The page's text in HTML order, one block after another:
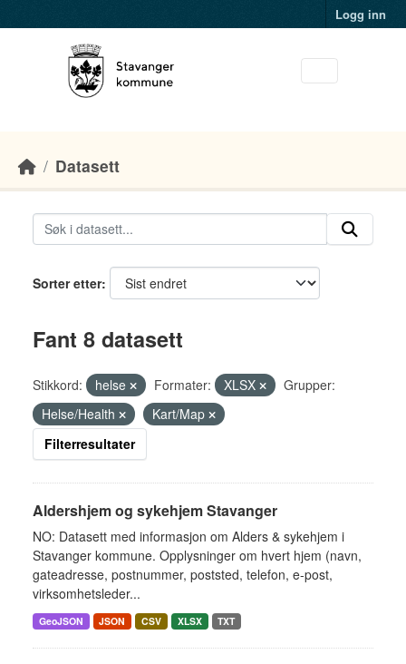
Logg inn
Datasett
Sorter etter
Fant 8 datasett
Stikkord: helse Formater: XLSX
Grupper:
Helse/Health
Kart/Map
Filterresultater
Aldershjem og sykehjem Stavanger
NO: Datasett med informasjon om Alders & sykehjem i
Stavanger kommune. Opplysninger om hvert hjem (navn,
gateadresse, postnummer, poststed, telefon, e-post,
virksomhetsleder...
GeoJSON JSON CSV XLSX TXT